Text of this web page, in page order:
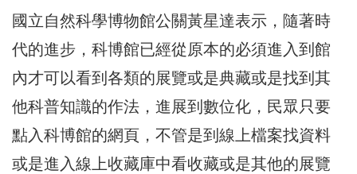
國立自然科學博物館公關黃星達表示，隨著時
代的進步，科博館已經從原本的必須進入到館
內才可以看到各類的展覽或是典藏或是找到其
他科普知識的作法，進展到數位化，民眾只要
點入科博館的網頁，不管是到線上檔案找資料
或是進入線上收藏庫中看收藏或是其他的展覽